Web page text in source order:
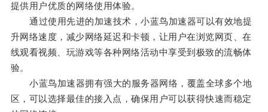
提供用户优质的网络使用体验。
通过使用先进的加速技术，小蓝鸟加速器可以有效地提
升网络速度，减少网络延迟和卡顿，让用户在浏览网页、在
线观看视频、玩游戏等各种网络活动中享受到极致的流畅体
验。
小蓝鸟加速器拥有强大的服务器网络，覆盖全球多个地
区，可以选择最佳的接入点，确保用户可以获得快速而稳定